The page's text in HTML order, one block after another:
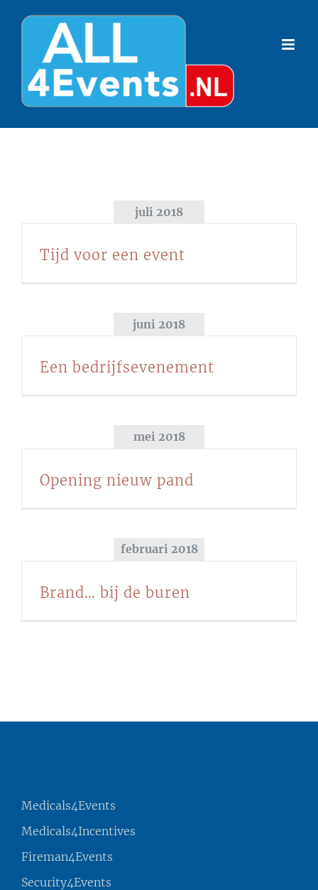
inhoud
juli 2018
Tijd voor een event
juni 2018
Een bedrijfsevenement
mei 2018
Opening nieuw pand
februari 2018
Brand… bij de buren
Medicals4Events
Medicals4Incentives
Fireman4Events
Security4Events